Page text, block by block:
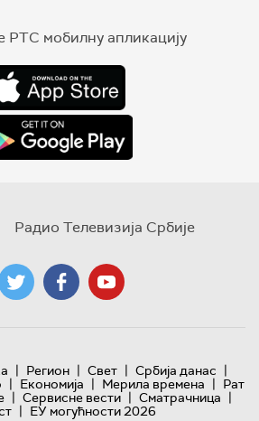
РТС мобилну апликацију
Радио Телевизија Србије
| Регион | Свет | Србија данас |
| Економија | Мерила времена | Рат
| Сервисне вести | Сматрачница |
| ЕУ могућности 2026